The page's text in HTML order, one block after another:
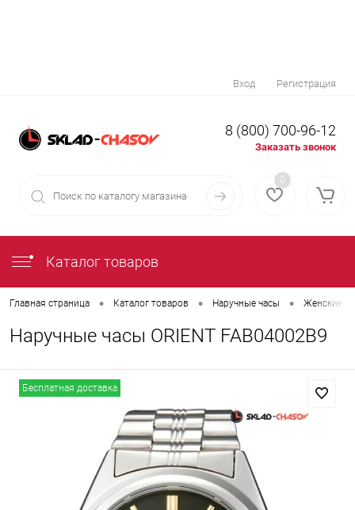
Вход Регистрация
8 (800) 700-96-12
Заказать звонок
0
Каталог товаров
Главная страница • Каталог товаров • Наручные часы • Женские
Наручные часы ORIENT FAB04002B9
Бесплатная доставка